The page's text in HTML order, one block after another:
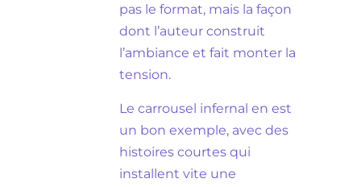
pas le format, mais la façon
dont l’auteur construit
l’ambiance et fait monter la
tension.
Le carrousel infernal en est
un bon exemple, avec des
histoires courtes qui
installent vite une